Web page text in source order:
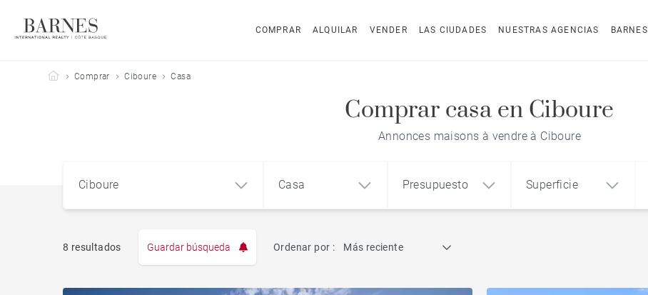
COMPRAR ALQUILAR VENDER LAS CIUDADES NUESTRAS AGENCIAS BARNES
Barnes Côte Basque
Comprar Ciboure Casa
Comprar casa en Ciboure
Annonces maisons à vendre à Ciboure
Ciboure Casa Presupuesto Superficie
8 resultados Guardar búsqueda Ordenar por : Más reciente